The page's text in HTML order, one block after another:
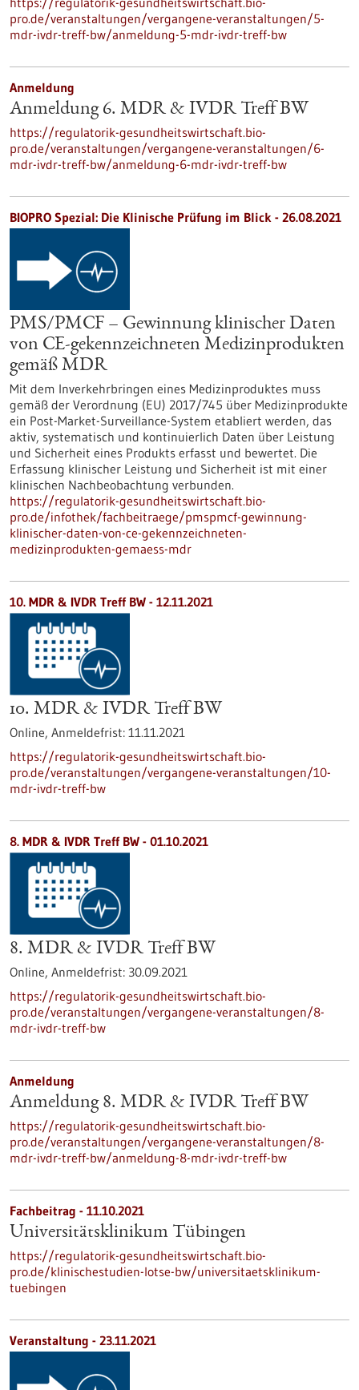
pro.de/veranstaltungen/vergangene-veranstaltungen/5-
mdr-ivdr-treff-bw/anmeldung-5-mdr-ivdr-treff-bw
Anmeldung
Anmeldung 6. MDR & IVDR Treff BW
https://regulatorik-gesundheitswirtschaft.bio-
pro.de/veranstaltungen/vergangene-veranstaltungen/6-
mdr-ivdr-treff-bw/anmeldung-6-mdr-ivdr-treff-bw
BIOPRO Spezial: Die Klinische Prüfung im Blick - 26.08.2021
PMS/PMCF – Gewinnung klinischer Daten
von CE-gekennzeichneten Medizinprodukten
gemäß MDR
Mit dem Inverkehrbringen eines Medizinproduktes muss
gemäß der Verordnung (EU) 2017/745 über Medizinprodukte
ein Post-Market-Surveillance-System etabliert werden, das
aktiv, systematisch und kontinuierlich Daten über Leistung
und Sicherheit eines Produkts erfasst und bewertet. Die
Erfassung klinischer Leistung und Sicherheit ist mit einer
klinischen Nachbeobachtung verbunden.
https://regulatorik-gesundheitswirtschaft.bio-
pro.de/infothek/fachbeitraege/pmspmcf-gewinnung-
klinischer-daten-von-ce-gekennzeichneten-
medizinprodukten-gemaess-mdr
10. MDR & IVDR Treff BW - 12.11.2021
10. MDR & IVDR Treff BW
Online, Anmeldefrist: 11.11.2021
https://regulatorik-gesundheitswirtschaft.bio-
pro.de/veranstaltungen/vergangene-veranstaltungen/10-
mdr-ivdr-treff-bw
8. MDR & IVDR Treff BW - 01.10.2021
8. MDR & IVDR Treff BW
Online, Anmeldefrist: 30.09.2021
https://regulatorik-gesundheitswirtschaft.bio-
pro.de/veranstaltungen/vergangene-veranstaltungen/8-
mdr-ivdr-treff-bw
Anmeldung
Anmeldung 8. MDR & IVDR Treff BW
https://regulatorik-gesundheitswirtschaft.bio-
pro.de/veranstaltungen/vergangene-veranstaltungen/8-
mdr-ivdr-treff-bw/anmeldung-8-mdr-ivdr-treff-bw
Fachbeitrag - 11.10.2021
Universitätsklinikum Tübingen
https://regulatorik-gesundheitswirtschaft.bio-
pro.de/klinischestudien-lotse-bw/universitaetsklinikum-
tuebingen
Veranstaltung - 23.11.2021